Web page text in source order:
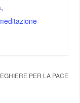
,
PER LA PACE